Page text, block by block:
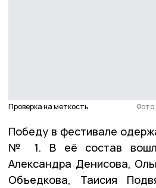
Проверка на меткость
Победу в фестивале
№ 1. В её состав
Александра Денисова,
Объедкова, Таисия